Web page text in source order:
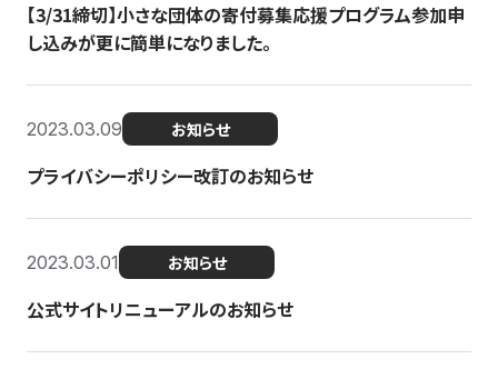
【3/31締切】小さな団体の寄付募集応援プログラム参加申
し込みが更に簡単になりました。
2023.03.09 お知らせ
プライバシーポリシー改訂のお知らせ
2023.03.01 お知らせ
公式サイトリニューアルのお知らせ